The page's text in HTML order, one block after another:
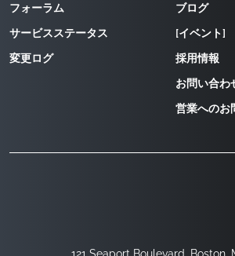
フォーラム
サービスステータス
変更ログ
ブログ
[イベント]
採用情報
お問い合わ
営業へのお